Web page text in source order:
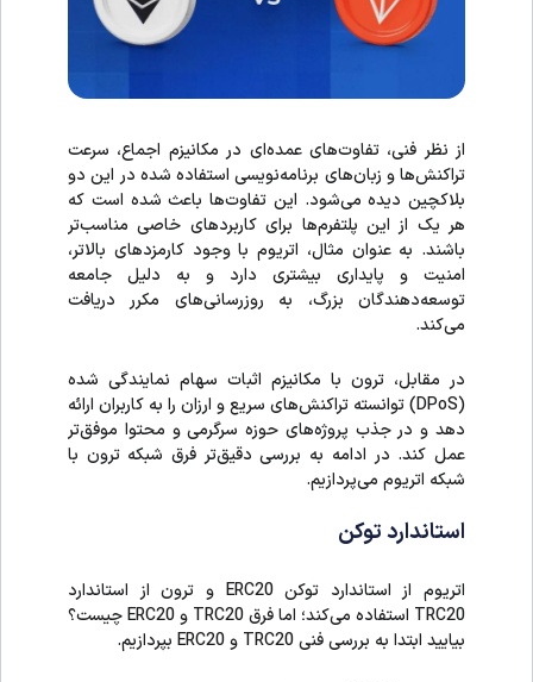
از نظر فنی، تفاوت‌های عمده‌ای در مکانیزم اجماع، سرعت
تراکنش‌ها و زبان‌های برنامه‌نویسی استفاده شده در این دو
بلاکچین دیده می‌شود. این تفاوت‌ها باعث شده است که
هر یک از این پلتفرم‌ها برای کاربردهای خاصی مناسب‌تر
باشند. به عنوان مثال، اتریوم با وجود کارمزدهای بالاتر،
امنیت و پایداری بیشتری دارد و به دلیل جامعه
توسعه‌دهندگان بزرگ، به روزرسانی‌های مکرر دریافت
می‌کند.
در مقابل، ترون با مکانیزم اثبات سهام نمایندگی شده
(DPoS) توانسته تراکنش‌های سریع و ارزان را به کاربران ارائه
دهد و در جذب پروژه‌های حوزه سرگرمی و محتوا موفق‌تر
عمل کند. در ادامه به بررسی دقیق‌تر فرق شبکه ترون با
شبکه اتریوم می‌پردازیم.
استاندارد توکن
اتریوم از استاندارد توکن ERC20 و ترون از استاندارد
TRC20 ‌استفاده می‌کند؛ اما فرق TRC20 و ERC20 چیست؟
بیایید ابتدا به بررسی فنی TRC20 و ERC20 ‌بپردازیم.